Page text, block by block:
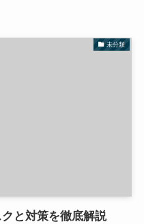
未分類
と対策を徹底解説